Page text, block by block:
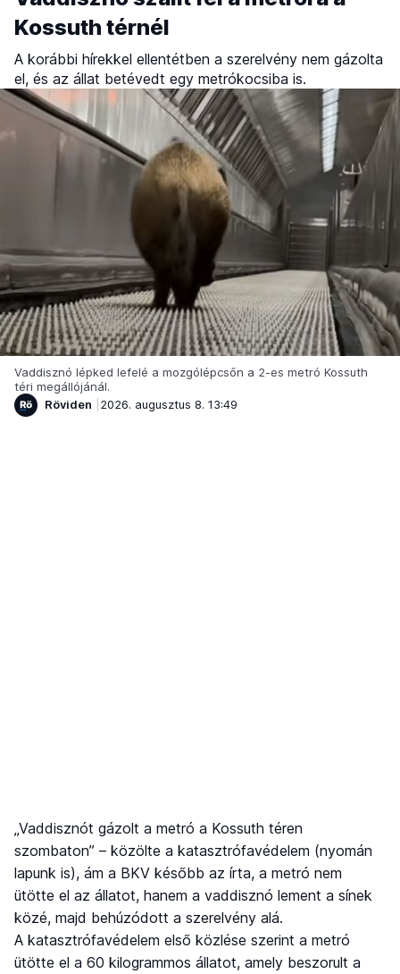
Kossuth térnél
A korábbi hírekkel ellentétben a szerelvény nem gázolta
el, és az állat betévedt egy metrókocsiba is.
Vaddisznó lépked lefelé a mozgólépcsőn a 2-es metró Kossuth
téri megállójánál.
Röviden
2026. augusztus 8. 13:49
„Vaddisznót gázolt a metró a Kossuth téren
szombaton” – közölte a katasztrófavédelem (nyomán
lapunk is), ám a BKV később az írta, a metró nem
ütötte el az állatot, hanem a vaddisznó lement a sínek
közé, majd behúzódott a szerelvény alá.
A katasztrófavédelem első közlése szerint a metró
ütötte el a 60 kilogrammos állatot, amely beszorult a